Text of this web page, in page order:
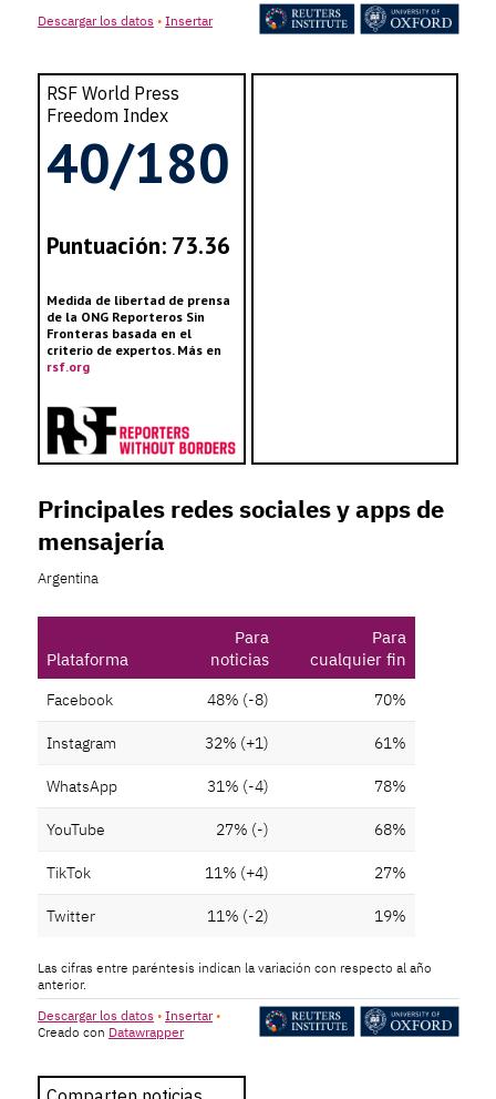
RSF World Press
Freedom Index
40/180
Puntuación: 73.36
Medida de libertad de prensa
de la ONG Reporteros Sin
Fronteras basada en el
criterio de expertos. Más en
rsf.org